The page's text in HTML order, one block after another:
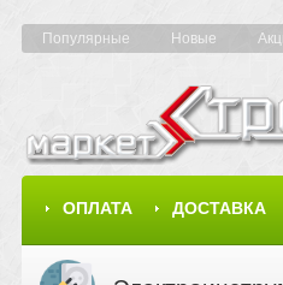
Популярные Новые
ОПЛАТА ДОСТАВКА
КАРТА САЙТА